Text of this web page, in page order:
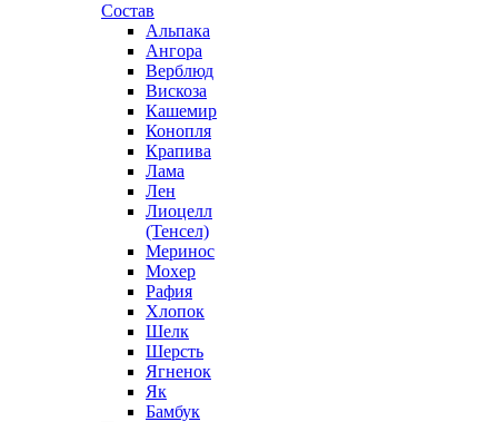
Состав
Альпака
Ангора
Верблюд
Вискоза
Кашемир
Конопля
Крапива
Лама
Лен
Лиоцелл
(Тенсел)
Меринос
Мохер
Рафия
Хлопок
Шелк
Шерсть
Ягненок
Як
Бамбук